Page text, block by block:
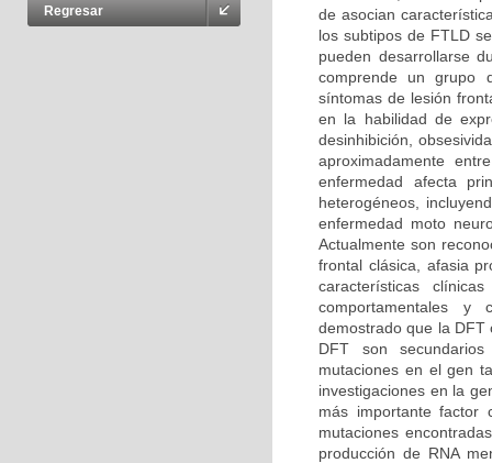
Regresar
de asocian
los subtipos de FTLD
pueden desarrollarse
comprende un grupo
síntomas de lesión
en la habilidad de
desinhibición,
aproximadamente
enfermedad afecta
heterogéneos,
enfermedad moto
Actualmente son
frontal clásica, afasia
características
comportamentales y
demostrado que la DFT
DFT son
mutaciones en el gen
investigaciones en la
más importante factor
mutaciones
producción de RNA